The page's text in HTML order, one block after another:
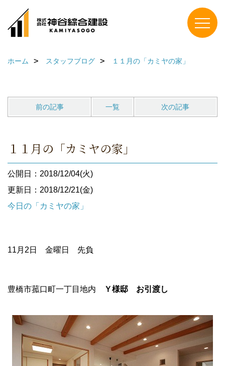
ホーム スタッフブログ １１月の「カミヤの家」
前の記事 一覧 次の記事
１１月の「カミヤの家」
公開日：2018/12/04(火)
更新日：2018/12/21(金)
今日の「カミヤの家」
11月2日 金曜日 先負
豊橋市菰口町一丁目地内 Ｙ様邸 お引渡し